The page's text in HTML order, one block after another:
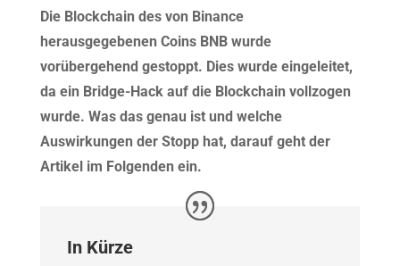
Die Blockchain des von Binance
herausgegebenen Coins BNB wurde
vorübergehend gestoppt. Dies wurde eingeleitet,
da ein Bridge-Hack auf die Blockchain vollzogen
wurde. Was das genau ist und welche
Auswirkungen der Stopp hat, darauf geht der
Artikel im Folgenden ein.
In Kürze